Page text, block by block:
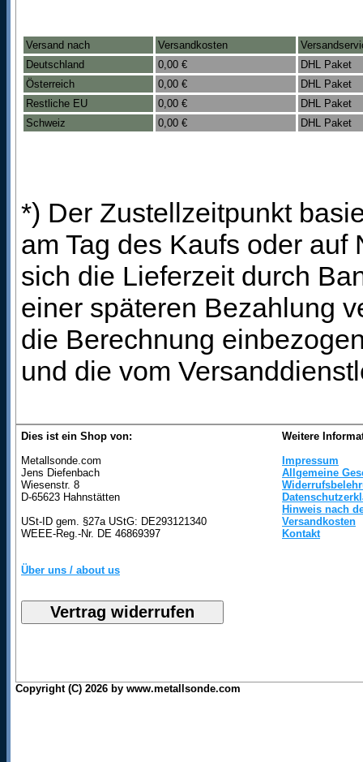
Versand nach Versandkosten
Deutschland
0,00 €
DHL Paket
Österreich
0,00 €
DHL Paket
Restliche EU
0,00 €
DHL Paket
Schweiz
0,00 € DHL Paket
*) Der Zustellzeitpunkt
am Tag des Kaufs oder
sich die Lieferzeit durch
einer späteren Bezahlung
die Berechnung
und die vom
Dies ist ein Shop von:
Metallsonde.com
Jens Diefenbach
Wiesenstr. 8
D-65623 Hahnstätten
USt-ID gem. §27a UStG: DE293121340
WEEE-Reg.-Nr. DE 46869397
Über uns / about us
Weitere
Impressum
Allgemeine
Hinweis nach
Versandkosten
Kontakt
Copyright (C) 2026 by www.metallsonde.com